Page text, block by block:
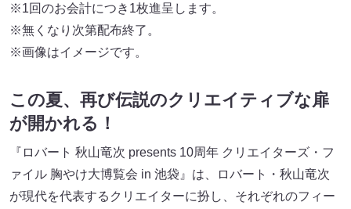
※1回のお会計につき1枚進呈します。
※無くなり次第配布終了。
※画像はイメージです。
この夏、再び伝説のクリエイティブな扉
が開かれる！
『ロバート 秋山竜次 presents 10周年 クリエイターズ・フ
ァイル 胸やけ大博覧会 in 池袋』は、ロバート・秋山竜次
が現代を代表するクリエイターに扮し、それぞれのフィー